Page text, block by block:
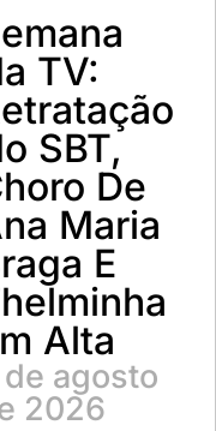
TV:
SBT,
De
Maria
E
Alta
agosto
2026